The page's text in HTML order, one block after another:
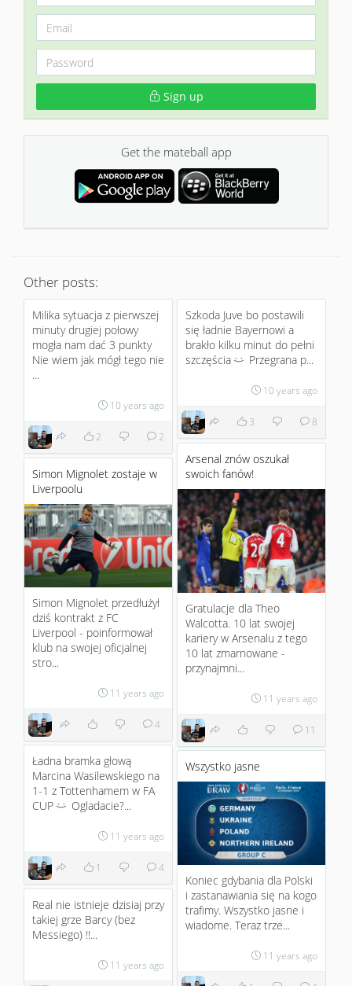
Sign up
Get the mateball app
Other posts:
Milika sytuacja z pierwszej
minuty drugiej połowy
mogła nam dać 3 punkty
Nie wiem jak mógł tego nie
...
10 years ago
2 2
Szkoda Juve bo postawili
się ładnie Bayernowi a
brakło kilku minut do pełni
szczęścia :) Przegrana p...
10 years ago
3 8
Arsenal znów oszukał
swoich fanów!
Gratulacje dla Theo
Walcotta. 10 lat swojej
kariery w Arsenalu z tego
10 lat zmarnowane -
przynajmni...
11 years ago
11
Simon Mignolet zostaje w
Liverpoolu
Simon Mignolet przedłużył
dziś kontrakt z FC
Liverpool - poinformował
klub na swojej oficjalnej
stro...
11 years ago
4
Ładna bramka głową
Marcina Wasilewskiego na
1-1 z Tottenhamem w FA
CUP :) Ogladacie?...
11 years ago
1 4
Wszystko jasne
Koniec gdybania dla Polski
i zastanawiania się na kogo
trafimy. Wszystko jasne i
wiadome. Teraz trze...
11 years ago
Real nie istnieje dzisiaj przy
takiej grze Barcy (bez
Messiego) !!...
11 years ago